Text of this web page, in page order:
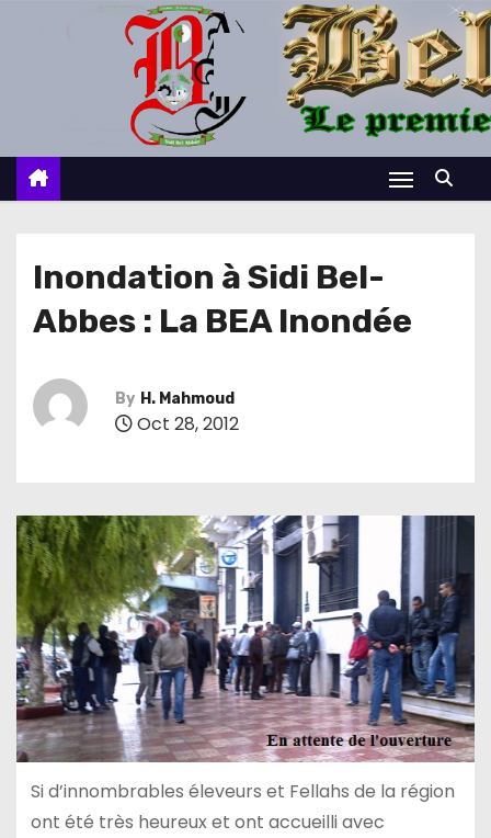
c
Inondation à Sidi Bel-
Abbes : La BEA Inondée
By H. Mahmoud
Oct 28, 2012
Si d’innombrables éleveurs et Fellahs de la région
ont été très heureux et ont accueilli avec